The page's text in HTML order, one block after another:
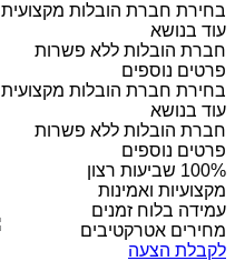
בחירת חברת הובלות מקצועית
עוד בנושא
חברת הובלות ללא פשרות
פרטים נוספים
בחירת חברת הובלות מקצועית
עוד בנושא
חברת הובלות ללא פשרות
פרטים נוספים
מקצועיות ואמינות
עמידה בלוח זמנים
מחירים אטרקטיבים
לקבלת הצעה